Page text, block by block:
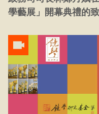
學藝展」開幕典禮的